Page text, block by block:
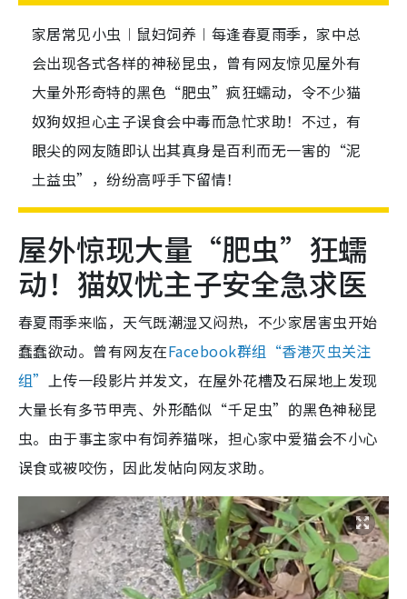
家居常见小虫︱鼠妇饲养︱每逢春夏雨季，家中总
会出现各式各样的神秘昆虫，曾有网友惊见屋外有
大量外形奇特的黑色“肥虫”疯狂蠕动，令不少猫
奴狗奴担心主子误食会中毒而急忙求助！不过，有
眼尖的网友随即认出其真身是百利而无一害的“泥
土益虫”，纷纷高呼手下留情！
屋外惊现大量“肥虫”狂蠕
动！猫奴忧主子安全急求医
春夏雨季来临，天气既潮湿又闷热，不少家居害虫开始
蠢蠢欲动。曾有网友在Facebook群组“香港灭虫关注
组” 上传一段影片并发文，在屋外花槽及石屎地上发现
大量长有多节甲壳、外形酷似“千足虫”的黑色神秘昆
虫。由于事主家中有饲养猫咪，担心家中爱猫会不小心
误食或被咬伤，因此发帖向网友求助。